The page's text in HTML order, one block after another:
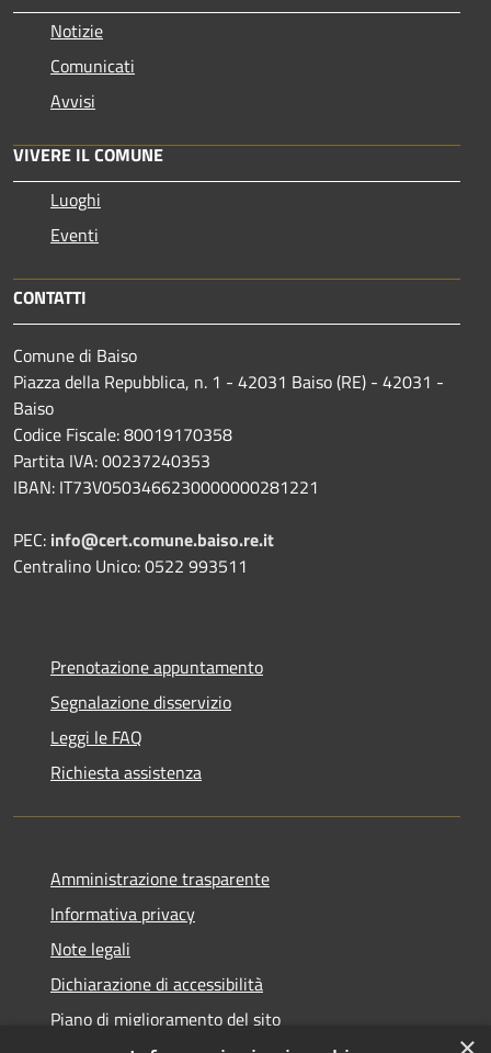
Notizie
Comunicati
Avvisi
VIVERE IL COMUNE
Luoghi
Eventi
CONTATTI
Comune di Baiso
Piazza della Repubblica, n. 1 - 42031 Baiso (RE) - 42031 -
Baiso
Codice Fiscale: 80019170358
Partita IVA: 00237240353
IBAN: IT73V0503466230000000281221
PEC: info@cert.comune.baiso.re.it
Centralino Unico: 0522 993511
Prenotazione appuntamento
Segnalazione disservizio
Leggi le FAQ
Richiesta assistenza
Amministrazione trasparente
Informativa privacy
Note legali
Dichiarazione di accessibilità
Piano di miglioramento del sito